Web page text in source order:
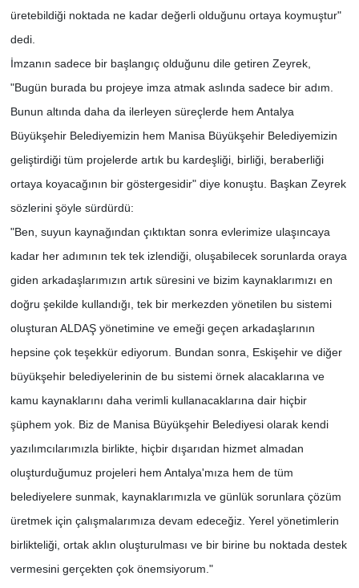
üretebildiği noktada ne kadar değerli olduğunu ortaya koymuştur"
dedi.
İmzanın sadece bir başlangıç olduğunu dile getiren Zeyrek,
"Bugün burada bu projeye imza atmak aslında sadece bir adım.
Bunun altında daha da ilerleyen süreçlerde hem Antalya
Büyükşehir Belediyemizin hem Manisa Büyükşehir Belediyemizin
geliştirdiği tüm projelerde artık bu kardeşliği, birliği, beraberliği
ortaya koyacağının bir göstergesidir" diye konuştu. Başkan Zeyrek
sözlerini şöyle sürdürdü:
"Ben, suyun kaynağından çıktıktan sonra evlerimize ulaşıncaya
kadar her adımının tek tek izlendiği, oluşabilecek sorunlarda oraya
giden arkadaşlarımızın artık süresini ve bizim kaynaklarımızı en
doğru şekilde kullandığı, tek bir merkezden yönetilen bu sistemi
oluşturan ALDAŞ yönetimine ve emeği geçen arkadaşlarının
hepsine çok teşekkür ediyorum. Bundan sonra, Eskişehir ve diğer
büyükşehir belediyelerinin de bu sistemi örnek alacaklarına ve
kamu kaynaklarını daha verimli kullanacaklarına dair hiçbir
şüphem yok. Biz de Manisa Büyükşehir Belediyesi olarak kendi
yazılımcılarımızla birlikte, hiçbir dışarıdan hizmet almadan
oluşturduğumuz projeleri hem Antalya'mıza hem de tüm
belediyelere sunmak, kaynaklarımızla ve günlük sorunlara çözüm
üretmek için çalışmalarımıza devam edeceğiz. Yerel yönetimlerin
birlikteliği, ortak aklın oluşturulması ve bir birine bu noktada destek
vermesini gerçekten çok önemsiyorum."